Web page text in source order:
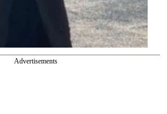
Advertisements